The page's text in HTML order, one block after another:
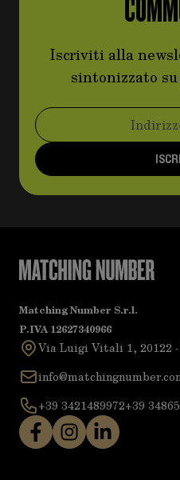
Iscriviti alla
sintonizzato
Matching Number S.r.l.
P.IVA 12627340966
Via Luigi Vitali 1, 20122
+39 3421489972+39